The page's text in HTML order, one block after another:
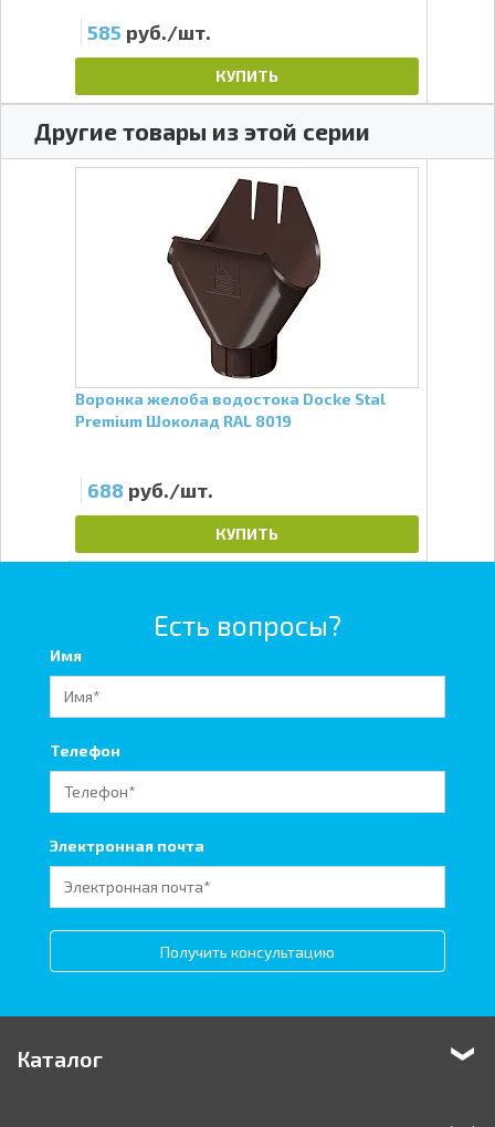
585 руб./шт.
КУПИТЬ
Другие товары из этой серии
Воронка желоба водостока Docke Stal
Premium Шоколад RAL 8019
688 руб./шт.
КУПИТЬ
Есть вопросы?
Имя
Телефон
Электронная почта
Получить консультацию
Каталог